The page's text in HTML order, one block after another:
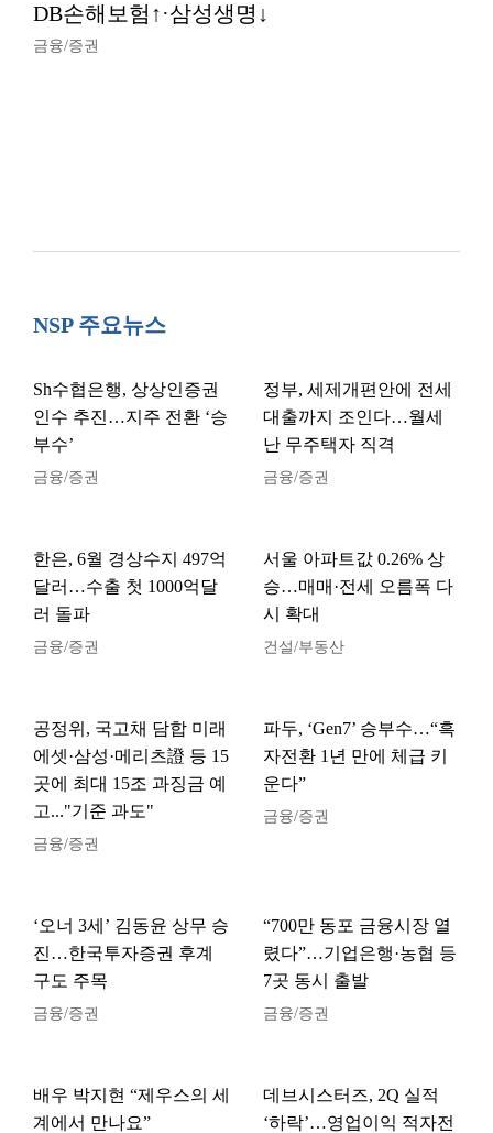
DB손해보험↑·삼성생명↓
금융/증권
NSP 주요뉴스
Sh수협은행, 상상인증권
인수 추진…지주 전환 ‘승
부수’
금융/증권
정부, 세제개편안에 전세
대출까지 조인다…월세
난 무주택자 직격
금융/증권
한은, 6월 경상수지 497억
달러…수출 첫 1000억달
러 돌파
금융/증권
서울 아파트값 0.26% 상
승…매매·전세 오름폭 다
시 확대
건설/부동산
공정위, 국고채 담합 미래
에셋·삼성·메리츠證 등 15
곳에 최대 15조 과징금 예
고..."기준 과도"
금융/증권
파두, ‘Gen7’ 승부수…“흑
자전환 1년 만에 체급 키
운다”
금융/증권
‘오너 3세’ 김동윤 상무 승
진…한국투자증권 후계
구도 주목
금융/증권
“700만 동포 금융시장 열
렸다”…기업은행·농협 등
7곳 동시 출발
금융/증권
배우 박지현 “제우스의 세
계에서 만나요”
데브시스터즈, 2Q 실적
‘하락’…영업이익 적자전